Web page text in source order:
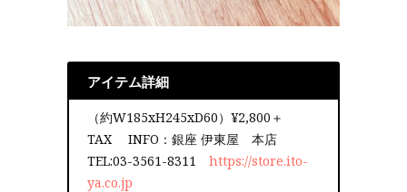
アイテム詳細
（約W185xH245xD60）¥2,800＋
TAX INFO：銀座 伊東屋 本店
TEL:03-3561-8311 https://store.ito-
ya.co.jp